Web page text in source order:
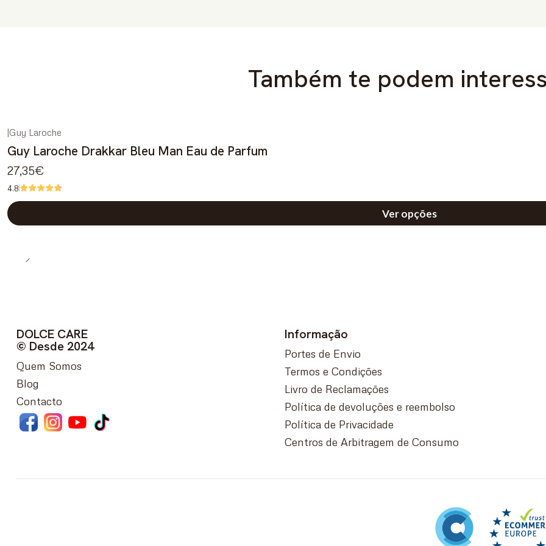
Também te podem
|Guy Laroche
Guy Laroche Drakkar Bleu Man Eau de Parfum
27,35€
4.8
Ver opções
DOLCE CARE
© Desde 2024
Quem Somos
Blog
Contacto
Informação
Portes de Envio
Termos e Condições
Livro de Reclamações
Política de devoluções e reembolso
Política de Privacidade
Centros de Arbitragem de Consumo